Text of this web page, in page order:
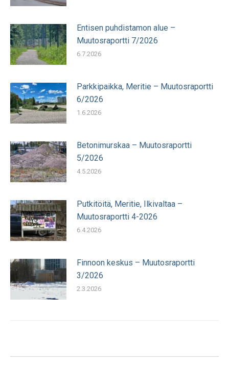
Entisen puhdistamon alue –
Muutosraportti 7/2026
6.7.2026
Parkkipaikka, Meritie – Muutosraportti
6/2026
1.6.2026
Betonimurskaa – Muutosraportti
5/2026
4.5.2026
Putkitöitä, Meritie, Ilkivaltaa –
Muutosraportti 4-2026
6.4.2026
Finnoon keskus – Muutosraportti
3/2026
2.3.2026